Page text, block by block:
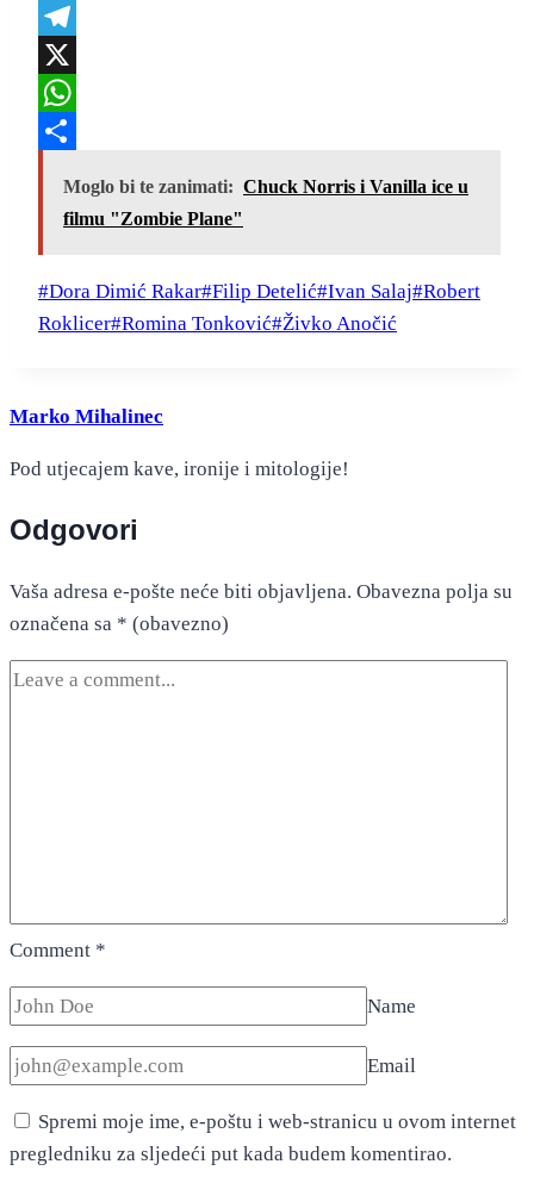
Reddit
Telegram
X
WhatsApp
Moglo bi te zanimati: Chuck Norris i Vanilla ice u
filmu "Zombie Plane"
Post
Tags:
#Dora Dimić Rakar#Filip Detelić#Ivan Salaj#Robert
Roklicer#Romina Tonković#Živko Anočić
Marko Mihalinec
Pod utjecajem kave, ironije i mitologije!
Odgovori
Vaša adresa e-pošte neće biti objavljena. Obavezna polja su
označena sa * (obavezno)
Comment *
Name
Email
Spremi moje ime, e-poštu i web-stranicu u ovom internet
pregledniku za sljedeći put kada budem komentirao.